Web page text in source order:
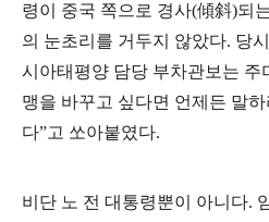
령이 중국 쪽으로 경사(傾斜)되
의 눈초리를 거두지 않았다. 당
시아태평양 담당 부차관보는 주
맹을 바꾸고 싶다면 언제든 말하
다”고 쏘아붙였다.
비단 노 전 대통령뿐이 아니다.